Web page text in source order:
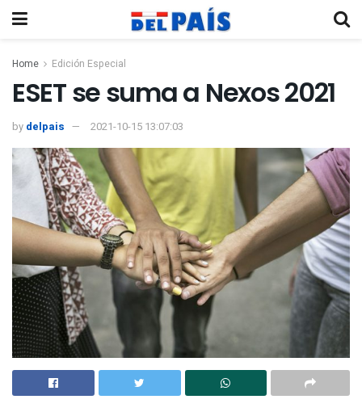
Home Edición Especial
ESET se suma a Nexos 2021
by delpais 2021-10-15 13:07:03